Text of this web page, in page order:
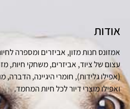
אודות
אמזונס חנות מזון, אביזרים ומספרה
עצום של ציוד, אביזרים, משחקי חיות,
(אפילו גלידות), חומרי היגיינה, הדברה,
ואפילו מוצרי דיור לכל חיות המחמד.